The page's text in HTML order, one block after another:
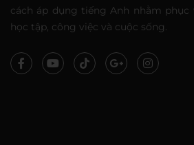
cách áp dụng tiếng Anh nhằm phục
học tập, công việc và cuộc sống.